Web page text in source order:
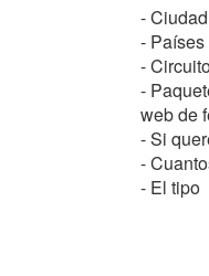
-
-
-
-
web de
- Si
-
- El tipo